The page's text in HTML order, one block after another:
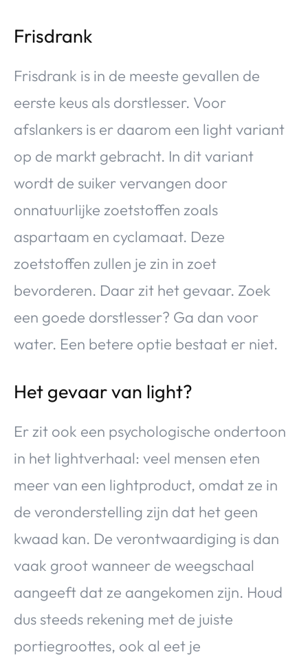
Frisdrank
Frisdrank is in de meeste gevallen de
eerste keus als dorstlesser. Voor
afslankers is er daarom een light variant
op de markt gebracht. In dit variant
wordt de suiker vervangen door
onnatuurlijke zoetstoffen zoals
aspartaam en cyclamaat. Deze
zoetstoffen zullen je zin in zoet
bevorderen. Daar zit het gevaar. Zoek
een goede dorstlesser? Ga dan voor
water. Een betere optie bestaat er niet.
Het gevaar van light?
Er zit ook een psychologische ondertoon
in het lightverhaal: veel mensen eten
meer van een lightproduct, omdat ze in
de veronderstelling zijn dat het geen
kwaad kan. De verontwaardiging is dan
vaak groot wanneer de weegschaal
aangeeft dat ze aangekomen zijn. Houd
dus steeds rekening met de juiste
portiegroottes, ook al eet je